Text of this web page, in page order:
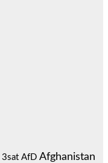
3sat AfD Afghanistan